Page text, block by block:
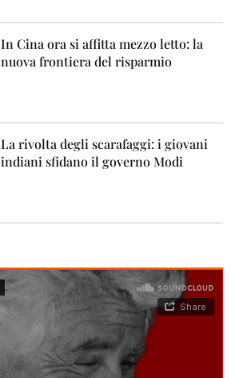
In Cina ora si affitta mezzo letto: la
nuova frontiera del risparmio
La rivolta degli scarafaggi: i giovani
indiani sfidano il governo Modi